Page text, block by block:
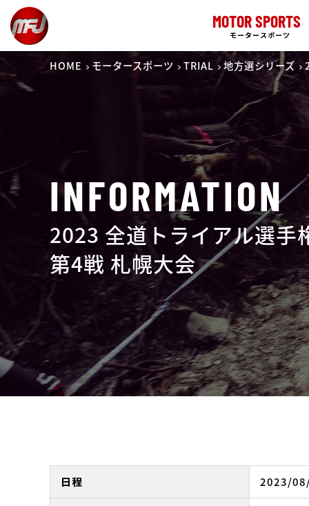
MOTOR SPORTS
モータースポーツ
HOME モータースポーツ TRIAL 地方選シリーズ
INFORMATION
2023 全道トライアル選手
第4戦 札幌大会
日程 2023/